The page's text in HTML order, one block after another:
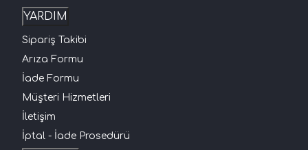
YARDIM
Sipariş Takibi
Arıza Formu
İade Formu
Müşteri Hizmetleri
İletişim
İptal - İade Prosedürü